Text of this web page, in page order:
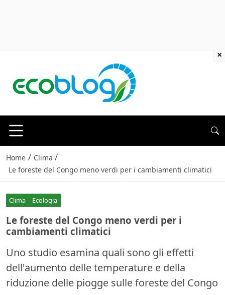
Home / Clima /
Le foreste del Congo meno verdi per i cambiamenti climatici
Clima Ecologia
Le foreste del Congo meno verdi per i
cambiamenti climatici
Uno studio esamina quali sono gli effetti
dell'aumento delle temperature e della
riduzione delle piogge sulle foreste del Congo
×